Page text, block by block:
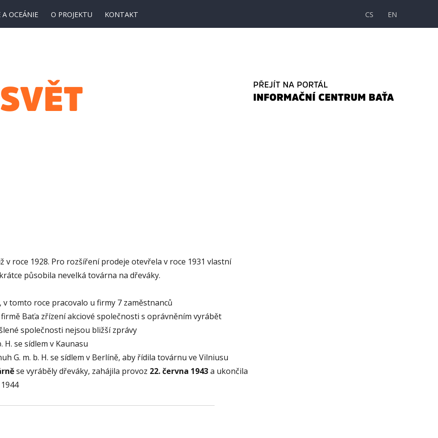
A OCEÁNIE O PROJEKTU KONTAKT CS EN
v roce 1928. Pro rozšíření prodeje otevřela v roce 1931 vlastní
působila nevelká továrna na dřeváky.
v tomto roce pracovalo u firmy 7 zaměstnanců
Baťa zřízení akciové společnosti s oprávněním vyrábět
společnosti nejsou bližší zprávy
H. se sídlem v Kaunasu
G. m. b. H. se sídlem v Berlíně, aby řídila továrnu ve Vilniusu
se vyráběly dřeváky, zahájila provoz 22. června 1943a ukončila